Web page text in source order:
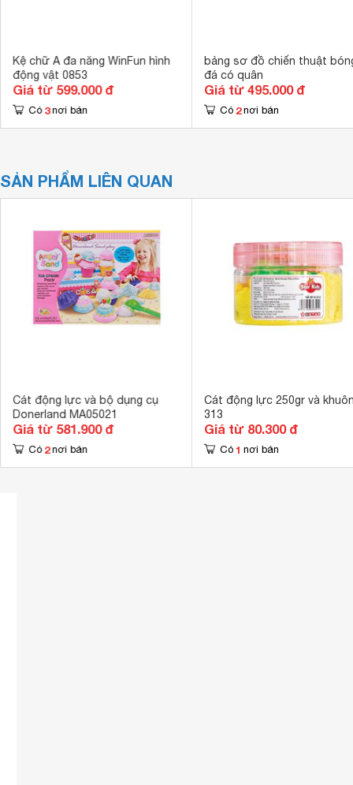
Kệ chữ A đa năng WinFun hình
động vật 0853
Giá từ 599.000 đ
Có 3 nơi bán
bảng sơ đồ chiến thuật
đá có quân
Giá từ 495.000 đ
Có 2 nơi bán
SẢN PHẨM LIÊN QUAN
Cát động lực và bộ dụng cụ
Donerland MA05021
Giá từ 581.900 đ
Có 2 nơi bán
Cát động lực 250gr và
313
Giá từ 80.300 đ
Có 1 nơi bán